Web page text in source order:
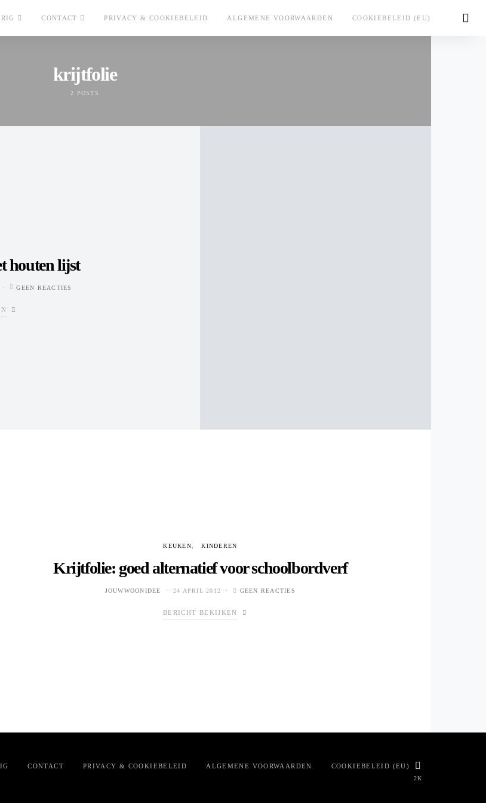
CONTACT PRIVACY & COOKIEBELEID ALGEMENE VOORWAARDEN COOKIEBELEID (EU)
krijtfolie
2 POSTS
houten lijst
GEEN REACTIES
KEUKEN KINDEREN
Krijtfolie: goed alternatief voor schoolbordverf
JOUWWOONIDEE 24 APRIL 2012 GEEN REACTIES
BERICHT BEKIJKEN
CONTACT PRIVACY & COOKIEBELEID ALGEMENE VOORWAARDEN COOKIEBELEID (EU)
2K